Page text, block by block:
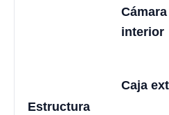
Estructura
Cámara
interior
Caja